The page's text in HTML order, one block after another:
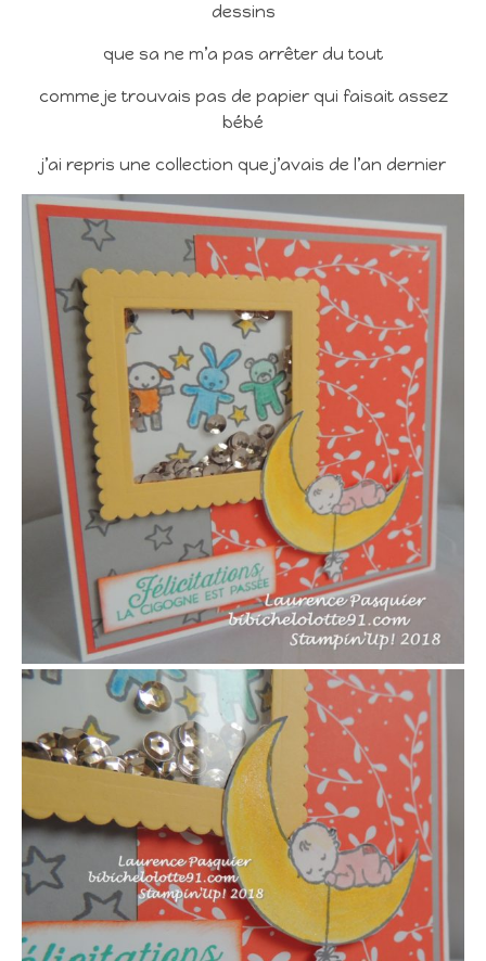
dessins
que sa ne m’a pas arrêter du tout
comme je trouvais pas de papier qui faisait assez
bébé
j’ai repris une collection que j’avais de l’an dernier